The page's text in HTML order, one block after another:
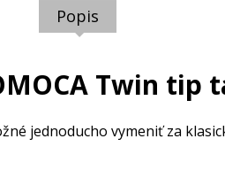
Popis
Twin tip
jednoducho vymeniť za